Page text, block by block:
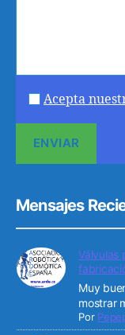
Acepta
Mensajes
Válvulas
Muy
mostrar
Por